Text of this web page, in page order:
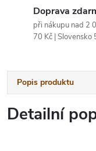
Doprava
při nákupu nad 2
70 Kč | Slovensko
Popis produktu
Detailní